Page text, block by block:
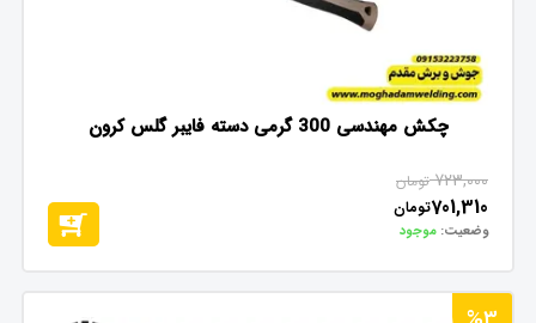
چکش مهندسی 300 گرمی دسته فایبر گلس کرون
723,000 تومان
701,310تومان
وضعیت: موجود